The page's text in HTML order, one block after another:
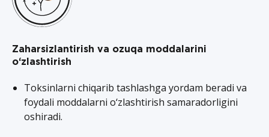
Zaharsizlantirish va ozuqa moddalarini
o‘zlashtirish
Toksinlarni chiqarib tashlashga yordam beradi va
foydali moddalarni o‘zlashtirish samaradorligini
oshiradi.